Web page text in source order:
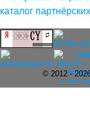
© 2012 -